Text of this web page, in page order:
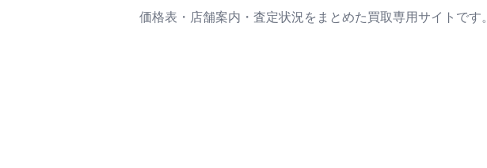
価格表・店舗案内・査定状況をまとめた買取専用サイトです。